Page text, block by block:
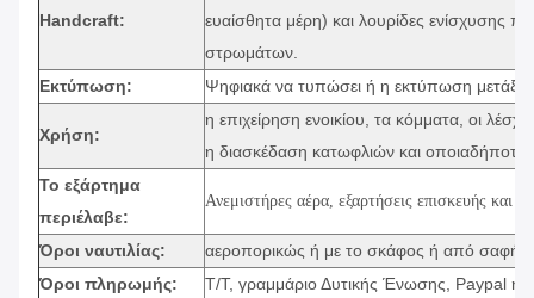
Handcraft:
ευαίσθητα μέρη) και λουρίδες ενίσχυσης
στρωμάτων.
Εκτύπωση:
Ψηφιακά να τυπώσει ή η εκτύπωση μετάξι-
Χρήση:
η επιχείρηση ενοικίου, τα κόμματα, οι
η διασκέδαση κατωφλιών και οποιαδήποτε
Το εξάρτημα
περιέλαβε:
Ανεμιστήρες αέρα, εξαρτήσεις επισκευής και
Όροι ναυτιλίας:
αεροπορικώς ή με το σκάφος ή από σαφή
Όροι πληρωμής:
T/T, γραμμάριο Δυτικής Ένωσης, Paypal ή